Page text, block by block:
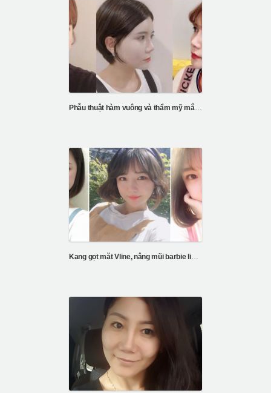
Phẫu thuật hàm vuông và thẩm mỹ mắt tại ID
Kang gọt măt Vline, nâng mũi barbie line, căng da chỉ V3, cắt mí